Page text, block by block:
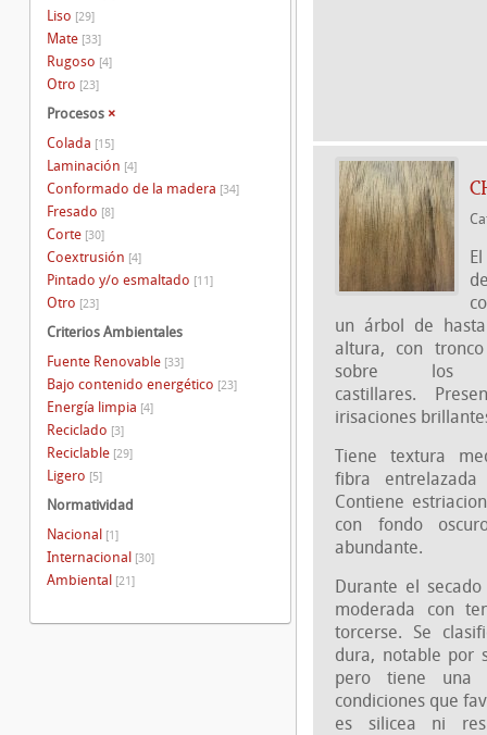
un árbol de
altura, con
sobre los
castillares.
irisaciones
Tiene textura
fibra
Contiene
con fondo
abundante.
Durante el
moderada con
torcerse. Se
dura, notable por
pero tiene una
condiciones que
es silicea ni
Liso [29]
Mate [33]
Rugoso [4]
Otro [23]
Procesos ×
Colada [15]
Laminación [4]
Conformado de la madera [34]
Fresado [8]
Corte [30]
Coextrusión [4]
Pintado y/o esmaltado [11]
Otro [23]
Criterios Ambientales
Fuente Renovable [33]
Bajo contenido energético [23]
Energía limpia [4]
Reciclado [3]
Reciclable [29]
Ligero [5]
Normatividad
Nacional [1]
Internacional [30]
Ambiental [21]